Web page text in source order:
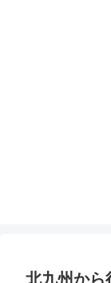
北九州から